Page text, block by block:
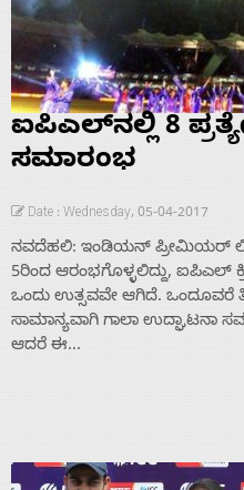
ಐಪಿಎಲ್‌ನಲ್ಲಿ 8
ಸಮಾರಂಭ
Date : Wednesday, 05-04-2017
ನವದೆಹಲಿ: ಇಂಡಿಯನ್ ಪ್ರೀಮಿಯರ್
5ರಿಂದ ಆರಂಭಗೊಳ್ಳಲಿದ್ದು,
ಒಂದು ಉತ್ಸವವೇ ಆಗಿದೆ.
ಸಾಮಾನ್ಯವಾಗಿ ಗಾಲಾ ಉದ್ಘಾಟನಾ
ಆದರೆ ಈ...